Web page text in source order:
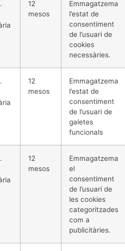
12
mesos
Emmagatzema
l’estat de
consentiment
de l’usuari de
cookies
necessàries.
12
mesos
Emmagatzema
l’estat de
consentiment
de l’usuari de
galetes
funcionals
12
mesos
Emmagatzema
el
consentiment
de l’usuari de
les cookies
categoritzades
com a
publicitàries.